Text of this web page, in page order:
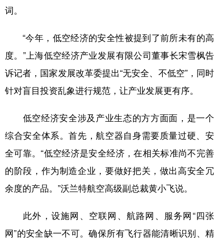
词。
“今年，低空经济的安全性被提到了前所未有的高
度。”上海低空经济产业发展有限公司董事长宋雪枫告
诉记者，国家发展改革委提出“无安全、不低空”，同时
针对盲目投资乱象进行规范，让产业发展更有序。
低空经济安全涉及产业生态的方方面面，是一个
综合安全体系。首先，航空器自身需要质量过硬、安
全可靠。“低空经济是安全经济，在相关标准尚不完善
的阶段，作为制造企业，要做好把关，做出高安全冗
余度的产品。”沃兰特航空高级副总裁黄小飞说。
此外，设施网、空联网、航路网、服务网“四张
网”的安全缺一不可。确保所有飞行器能清晰识别、精